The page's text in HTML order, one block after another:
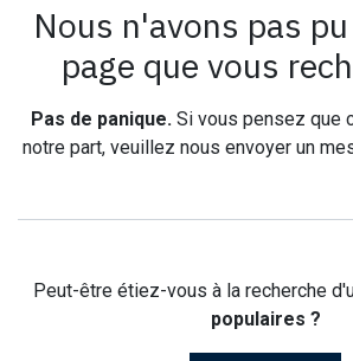
Erreur 404
Nous n'avons pas
page que vous
Pas de panique. Si vous pensez que
notre part, veuillez nous envoyer un
Peut-être étiez-vous à la recherche
populaires ?